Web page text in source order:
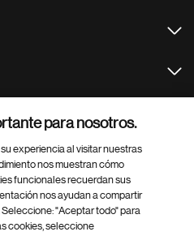
para nosotros.
experiencia al visitar nuestras
nos muestran cómo
funcionales recuerdan sus
nos ayudan a compartir
"Aceptar todo" para
cookies, seleccione